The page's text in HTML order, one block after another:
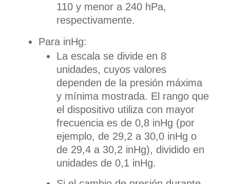
110 y menor a 240 hPa,
respectivamente.
Para inHg:
La escala se divide en 8
unidades, cuyos valores
dependen de la presión máxima
y mínima mostrada. El rango que
el dispositivo utiliza con mayor
frecuencia es de 0,8 inHg (por
ejemplo, de 29,2 a 30,0 inHg o
de 29,4 a 30,2 inHg), dividido en
unidades de 0,1 inHg.